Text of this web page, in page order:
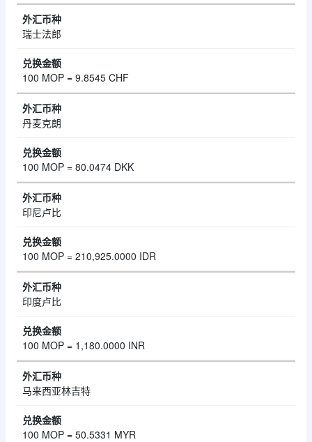
瑞士法郎
100 MOP = 9.8545 CHF
丹麦克朗
100 MOP = 80.0474 DKK
印尼卢比
100 MOP = 210,925.0000 IDR
印度卢比
100 MOP = 1,180.0000 INR
马来西亚林吉特
100 MOP = 50.5331 MYR